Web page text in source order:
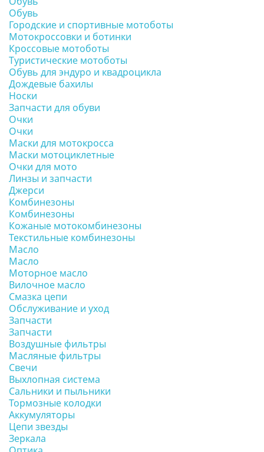
Обувь
Городские и спортивные мотоботы
Мотокроссовки и ботинки
Кроссовые мотоботы
Туристические мотоботы
Обувь для эндуро и квадроцикла
Дождевые бахилы
Носки
Запчасти для обуви
Очки
Очки
Маски для мотокросса
Маски мотоциклетные
Очки для мото
Линзы и запчасти
Джерси
Комбинезоны
Комбинезоны
Кожаные мотокомбинезоны
Текстильные комбинезоны
Масло
Масло
Моторное масло
Вилочное масло
Смазка цепи
Обслуживание и уход
Запчасти
Запчасти
Воздушные фильтры
Масляные фильтры
Свечи
Выхлопная система
Сальники и пыльники
Тормозные колодки
Аккумуляторы
Цепи звезды
Зеркала